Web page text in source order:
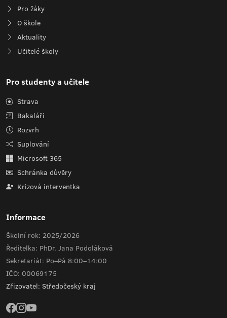
Pro žáky
O škole
Aktuality
Učitelé školy
Pro studenty a učitele
Strava
Bakaláři
Rozvrh
Suplování
Microsoft 365
Schránka důvěry
Krizová interventka
Informace
Školní rok: 2025/2026
Ředitelka: PhDr. Jana Podoláková
Sekretariát: Po–Pá 8:00–14:00
IČO: 00069175
Zřizovatel: Středočeský kraj